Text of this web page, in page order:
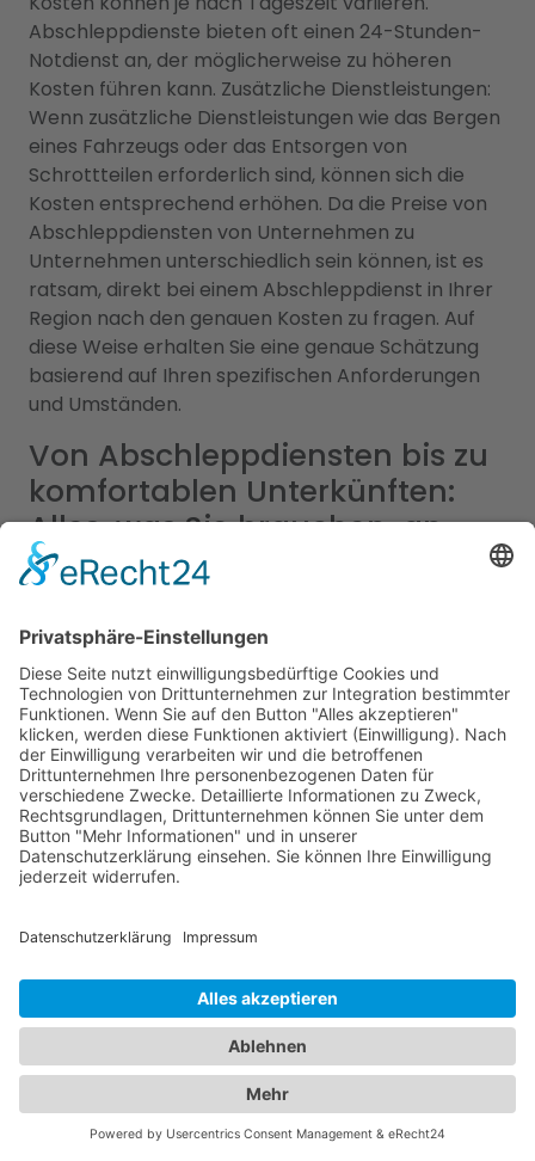
Abschleppdienste bieten oft einen 24-Stunden-
Notdienst an, der möglicherweise zu höheren
Kosten führen kann. Zusätzliche Dienstleistungen:
Wenn zusätzliche Dienstleistungen wie das Bergen
eines Fahrzeugs oder das Entsorgen von
Schrottteilen erforderlich sind, können sich die
Kosten entsprechend erhöhen. Da die Preise von
Abschleppdiensten von Unternehmen zu
Unternehmen unterschiedlich sein können, ist es
ratsam, direkt bei einem Abschleppdienst in Ihrer
Region nach den genauen Kosten zu fragen. Auf
diese Weise erhalten Sie eine genaue Schätzung
basierend auf Ihren spezifischen Anforderungen
und Umständen.
Von Abschleppdiensten bis zu
komfortablen Unterkünften:
Alles, was Sie brauchen, an
einem Ort
nicht nur alle Informationen zu zuverlässigen
Abschleppdiensten, sondern auch eine Vielzahl an
Optionen für Ihren nächsten Hotelaufenthalt in
einemHotel Wittenberge, Prignitz. Wir verstehen,
dass sowohl die Sicherheit Ihres Fahrzeugs als
auch der Komfort Ihrer Unterkunft von großer
Bedeutung sind. Entdecken Sie eine breite Auswahl
an Hotels in verschiedenen Preiskategorien und für
unterschiedliche Bedürfnisse. Von luxuriösen 5-
Sterne-Hotels bis hin zu gemütlichen Bed &
detaillierte Informationen zu Ausstattung, Lage,
Preisen und Verfügbarkeiten, um Ihre ideale
Unterkunft auszuwählen. Gleichzeitig bieten wir
Ihnen umfassende Informationen über
zuverlässige Abschleppdienste in Ihrer Region.
Egal, ob Sie eine Panne haben, Ihr Fahrzeug
abgeschleppt werden muss oder Sie eine Bergung
benötigen - unsere Datenbank enthält